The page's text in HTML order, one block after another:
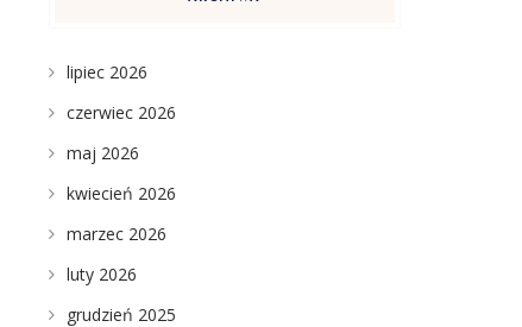
lipiec 2026
czerwiec 2026
maj 2026
kwiecień 2026
marzec 2026
luty 2026
grudzień 2025